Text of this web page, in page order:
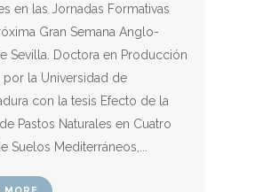
en las Jornadas Formativas
Gran Semana Anglo-
Sevilla. Doctora en Producción
por la Universidad de
con la tesis Efecto de la
Pastos Naturales en Cuatro
Suelos Mediterráneos,...